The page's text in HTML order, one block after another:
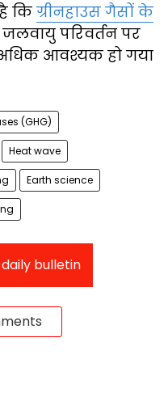
कि ग्रीनहाउस गैसों के
परिवर्तन पर
आवश्यक हो गया
(GHG)
Heat wave
Earth science
bulletin